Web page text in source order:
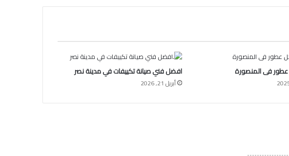
فى المنصورة افضل فني صيانة تكييفات في مدينة نصر
أبريل 21, 2026